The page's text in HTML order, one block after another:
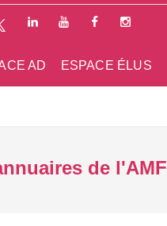
ESPACE ÉLUS
AD
de l'AMF